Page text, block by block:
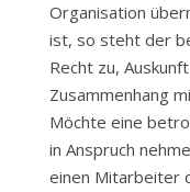
Organisation
ist, so steht der
Recht zu,
Zusammenhang
Möchte eine
in Anspruch
einen Mitarbeiter